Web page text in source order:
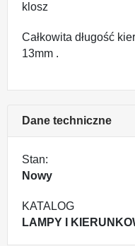
klosz
Całkowita długość
13mm .
Dane techniczne
Stan:
Nowy
KATALOG
LAMPY I